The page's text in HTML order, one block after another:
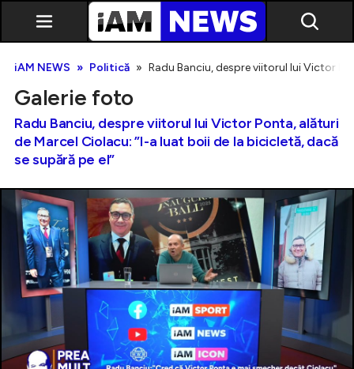
Exclusiv
iAM NEWS Politică Radu Banciu, despre viitorul lui Victor
Galerie foto
Radu Banciu, despre viitorul lui Victor Ponta, alături
de Marcel Ciolacu: ”I-a luat boii de la bicicletă, dacă
se supără pe el”